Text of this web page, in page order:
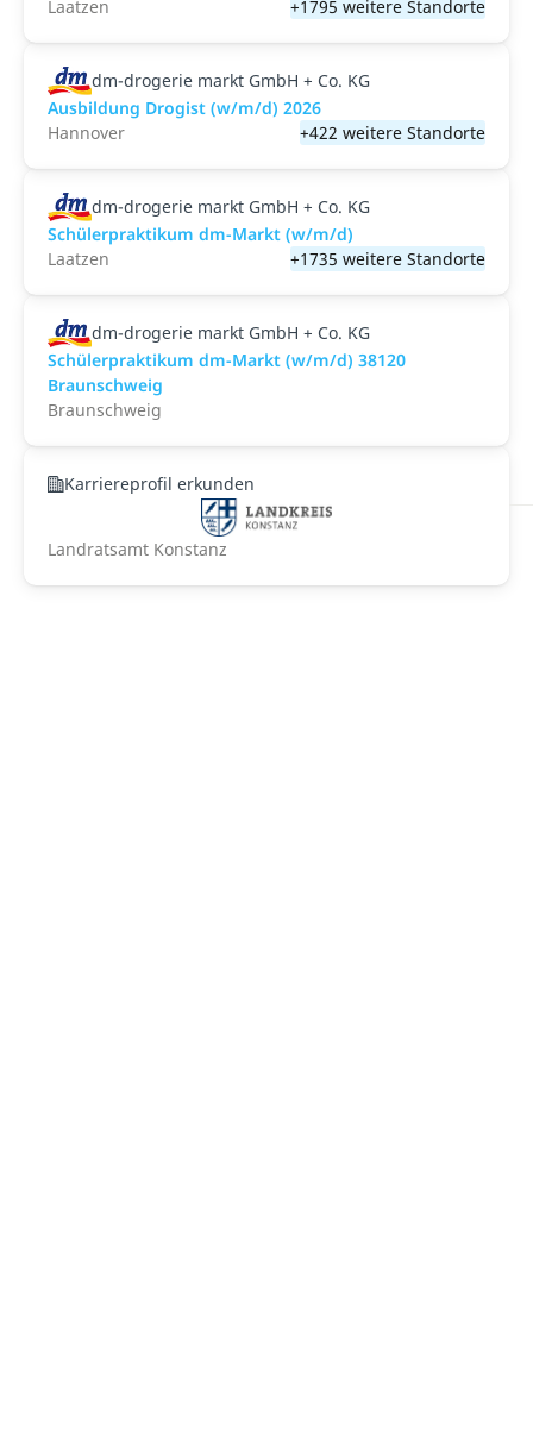
Laatzen
+1795 weitere Standorte
dm-drogerie markt GmbH + Co. KG
Ausbildung Drogist (w/m/d) 2026
Hannover
+422 weitere Standorte
dm-drogerie markt GmbH + Co. KG
Schülerpraktikum dm-Markt (w/m/d)
Laatzen
+1735 weitere Standorte
dm-drogerie markt GmbH + Co. KG
Schülerpraktikum dm-Markt (w/m/d) 38120
Braunschweig
Braunschweig
Karriereprofil erkunden
Landratsamt Konstanz